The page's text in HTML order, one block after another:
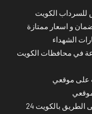
الكويت
و اسعار ممتازة
الشهداء
على موقعي
بنشر تصليح سيارات متنقل متطور على الطريق بالكويت 24